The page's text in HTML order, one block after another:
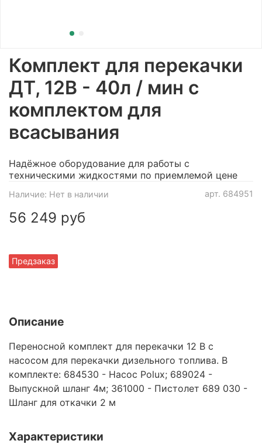
арт. 684951
Наличие: Нет в наличии
Предзаказ
Комплект для перекачки
ДТ, 12В - 40л / мин с
комплектом для
всасывания
56 249 руб
Надёжное оборудование для работы с
техническими жидкостями по приемлемой цене
Описание
Переносной комплект для перекачки 12 В с
насосом для перекачки дизельного топлива. В
комплекте: 684530 - Насос Polux; 689024 -
Выпускной шланг 4м; 361000 - Пистолет 689 030 -
Шланг для откачки 2 м
Характеристики